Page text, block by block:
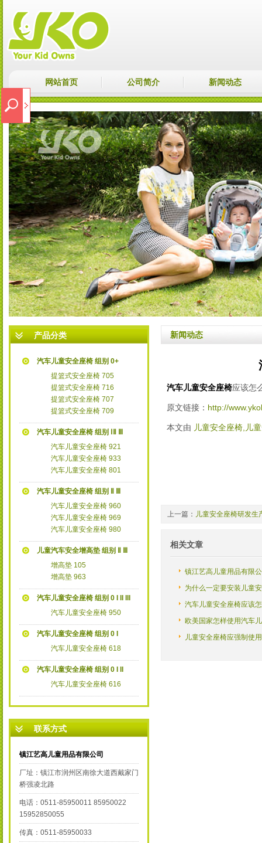
网站首页 公司简介 新闻动态
产品分类
汽车儿童安全座椅 组别 0+
提篮式安全座椅 705
提篮式安全座椅 716
提篮式安全座椅 707
提篮式安全座椅 709
汽车儿童安全座椅 组别 ⅠⅡ Ⅲ
汽车儿童安全座椅 921
汽车儿童安全座椅 933
汽车儿童安全座椅 801
汽车儿童安全座椅 组别 Ⅱ Ⅲ
汽车儿童安全座椅 960
汽车儿童安全座椅 969
汽车儿童安全座椅 980
儿童汽车安全增高垫 组别 Ⅱ Ⅲ
增高垫 105
增高垫 963
汽车儿童安全座椅 组别 0 I II III
汽车儿童安全座椅 950
汽车儿童安全座椅 组别 0 I
汽车儿童安全座椅 618
汽车儿童安全座椅 组别 0 I II
汽车儿童安全座椅 616
联系方式
镇江艺高儿童用品有限公司
厂址：镇江市润州区南徐大道西戴家门
桥强凌北路
电话：0511-85950011 85950022
15952850055
传真：0511-85950033
新闻动态
汽车儿童安全座椅应该怎
原文链接： http://
本文由 儿童安全座椅,儿
上一篇： 儿童安全座椅研发生
相关文章
镇江艺高儿童用品有限
为什么一定要安装儿童
汽车儿童安全座椅应该
了
欧美国家怎样使用汽车
儿童安全座椅应强制使